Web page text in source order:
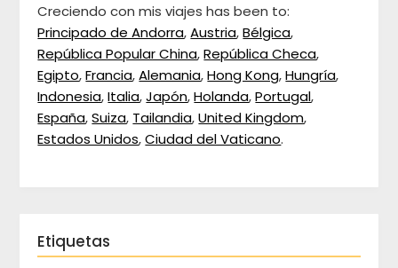
Creciendo con mis viajes has been to:
Principado de Andorra,Austria,Bélgica,
República Popular China,República Checa,
Egipto,Francia,Alemania,Hong Kong,Hungría,
Indonesia,Italia,Japón,Holanda,Portugal,
España,Suiza, Tailandia,United Kingdom,
Estados Unidos,Ciudad del Vaticano.
Etiquetas